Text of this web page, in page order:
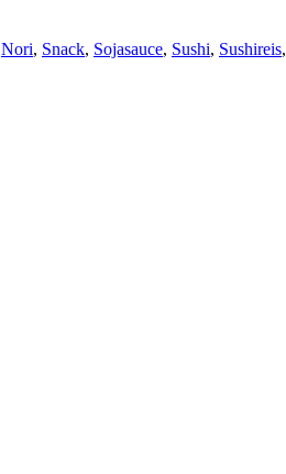
Nori, Snack, Sojasauce, Sushi, Sushireis,